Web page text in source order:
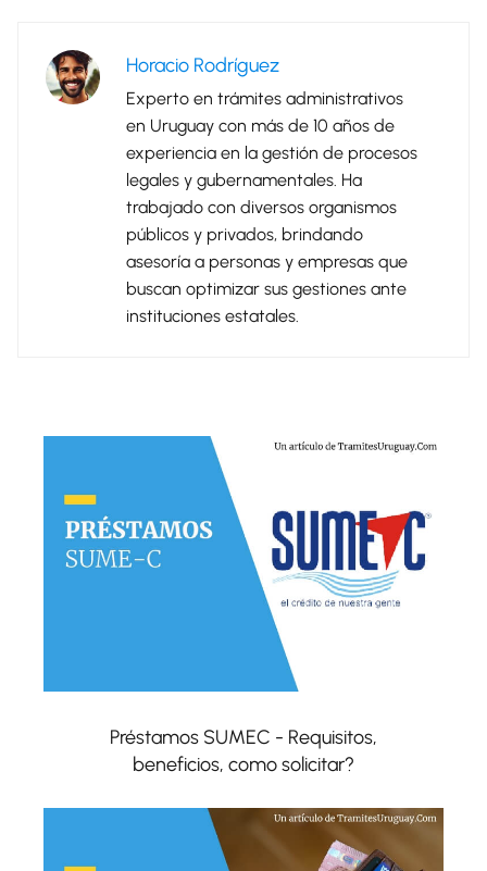
Horacio Rodríguez
Experto en trámites administrativos
en Uruguay con más de 10 años de
experiencia en la gestión de procesos
legales y gubernamentales. Ha
trabajado con diversos organismos
públicos y privados, brindando
asesoría a personas y empresas que
buscan optimizar sus gestiones ante
instituciones estatales.
Préstamos SUMEC - Requisitos,
beneficios, como solicitar?